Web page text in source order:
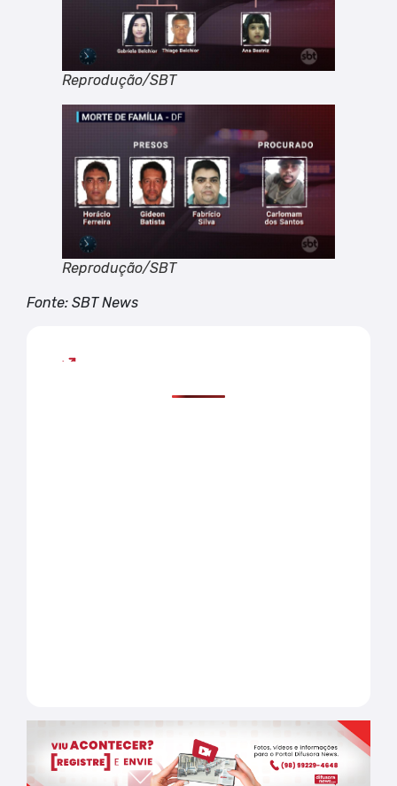
Reprodução/SBT
Reprodução/SBT
Fonte: SBT News